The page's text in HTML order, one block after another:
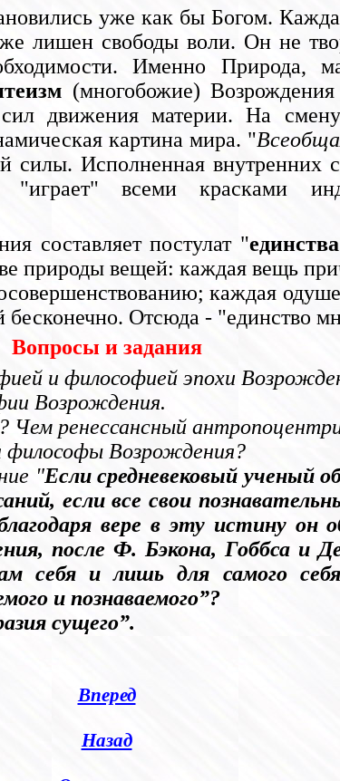
уже как бы Богом.
лишен свободы воли. Он не
Именно Природа,
(многобожие)
движения материи. На
картина мира. "
силы. Исполненная внутренних
всеми красками
составляет постулат "
природы вещей: каждая вещь
каждая
Отсюда - "единство
Вопросы и задания
и философией эпохи
Возрождения.
ренессансный
философы Возрождения?
"Если средневековый ученый
если все свои
вере в эту истину
после Ф. Бэкона, Гоббса и
и лишь для самого себя
и познаваемого”?
сущего”.
Вперед
Назад